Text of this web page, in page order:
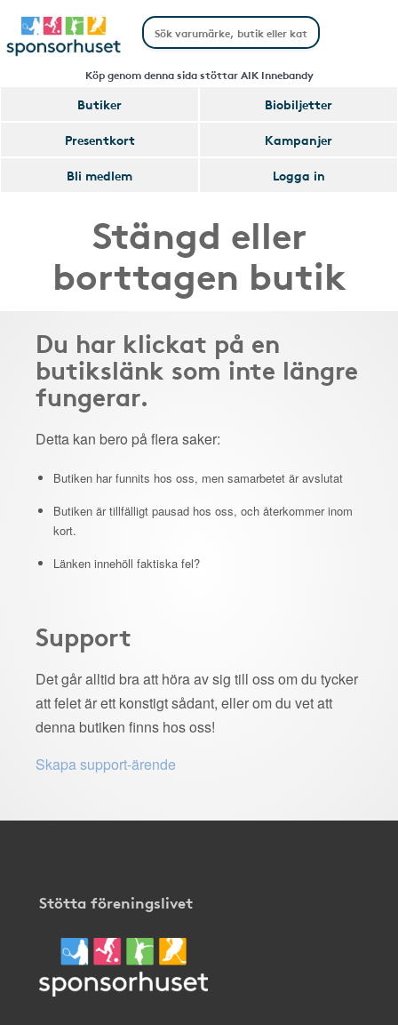
Köp genom denna sida stöttar AIK Innebandy
Butiker
Biobiljetter
Presentkort
Kampanjer
Bli medlem
Logga in
Stängd eller
borttagen butik
Du har klickat på en
butikslänk som inte längre
fungerar.
Detta kan bero på flera saker:
Butiken har funnits hos oss, men samarbetet är avslutat
Butiken är tillfälligt pausad hos oss, och återkommer inom
kort.
Länken innehöll faktiska fel?
Support
Det går alltid bra att höra av sig till oss om du tycker
att felet är ett konstigt sådant, eller om du vet att
denna butiken finns hos oss!
Skapa support-ärende
Stötta föreningslivet